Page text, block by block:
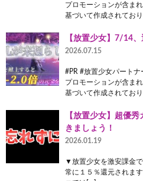
プロモーションが含ま
基づいて作成されてお
【放置少女】7/14
2026.07.15
#PR #放置少女パート
プロモーションが含ま
基づいて作成されてお
【放置少女】超優
きましょう！
2026.01.19
▼放置少女を激安課金
常に１５％還元されま